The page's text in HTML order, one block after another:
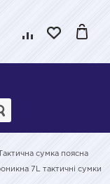
Тактична сумка поясна
7L тактичні сумки